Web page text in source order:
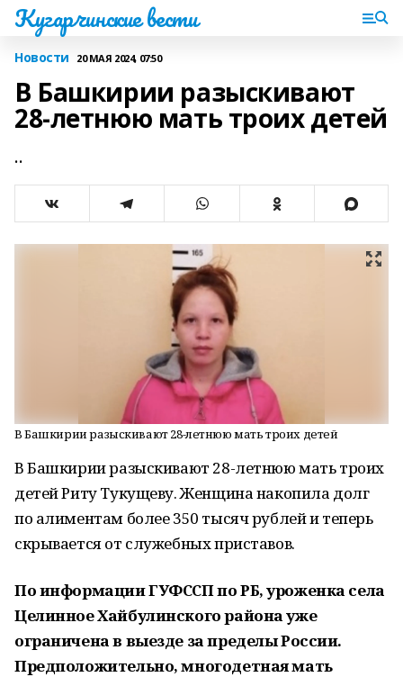
Кугарчинские вести
Новости 20 МАЯ 2024, 07:50
В Башкирии разыскивают
28-летнюю мать троих детей
..
В Башкирии разыскивают 28-летнюю мать троих детей
В Башкирии разыскивают 28-летнюю мать троих
детей Риту Тукущеву. Женщина накопила долг
по алиментам более 350 тысяч рублей и теперь
скрывается от служебных приставов.
По информации ГУФССП по РБ, уроженка села
Целинное Хайбулинского района уже
ограничена в выезде за пределы России.
Предположительно, многодетная мать